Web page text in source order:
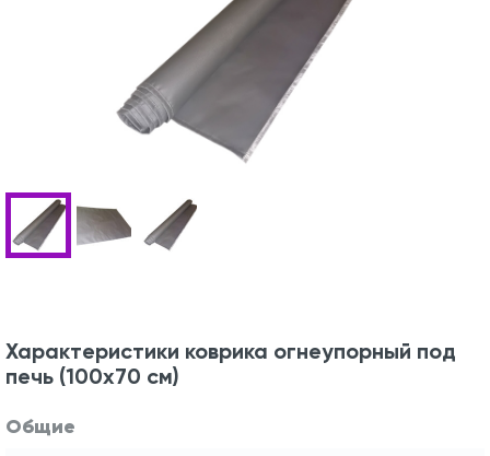
Характеристики коврика огнеупорный под
печь (100х70 см)
Общие